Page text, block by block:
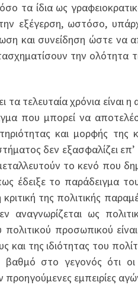
τα ίδια ως
εξέγερση, ωστόσο,
και συνείδηση ώστε να
την ολότητα
τελευταία χρόνια είναι η
που μπορεί να
και μορφής της
δεν εξασφαλίζει επ’
το κενό που
έδειξε το παράδειγμα
της πολιτικής
ως
προσωπικού
της ιδιότητας του
στο γεγονός ότι οι
εμπειρίες